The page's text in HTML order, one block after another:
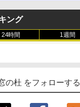
ング
24時間 1週間
の杜 をフォローする